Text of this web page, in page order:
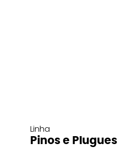
Linha
Pinos e Plugues